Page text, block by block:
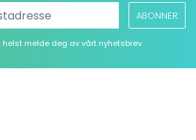
ABONNER
helst melde deg av vårt nyhetsbrev